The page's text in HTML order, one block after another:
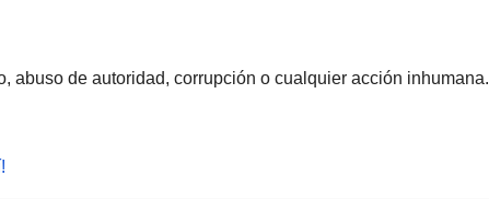
abuso de autoridad, corrupción o cualquier acción inhumana.